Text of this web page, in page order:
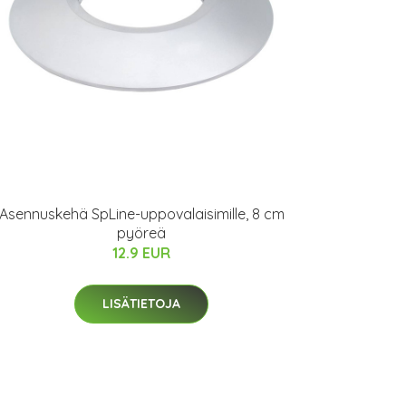
SpLine-uppovalaisimille, 8 cm
pyöreä
12.9 EUR
LISÄTIETOJA